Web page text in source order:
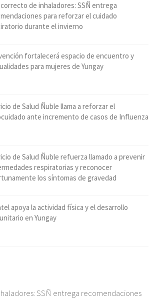
de inhaladores: SSÑ entrega
para reforzar el cuidado
durante el invierno
fortalecerá espacio de encuentro y
para mujeres de Yungay
de Salud Ñuble llama a reforzar el
ante incremento de casos de Influenza
de Salud Ñuble refuerza llamado a prevenir
respiratorias y reconocer
los síntomas de gravedad
apoya la actividad física y el desarrollo
en Yungay
SSÑ entrega recomendaciones